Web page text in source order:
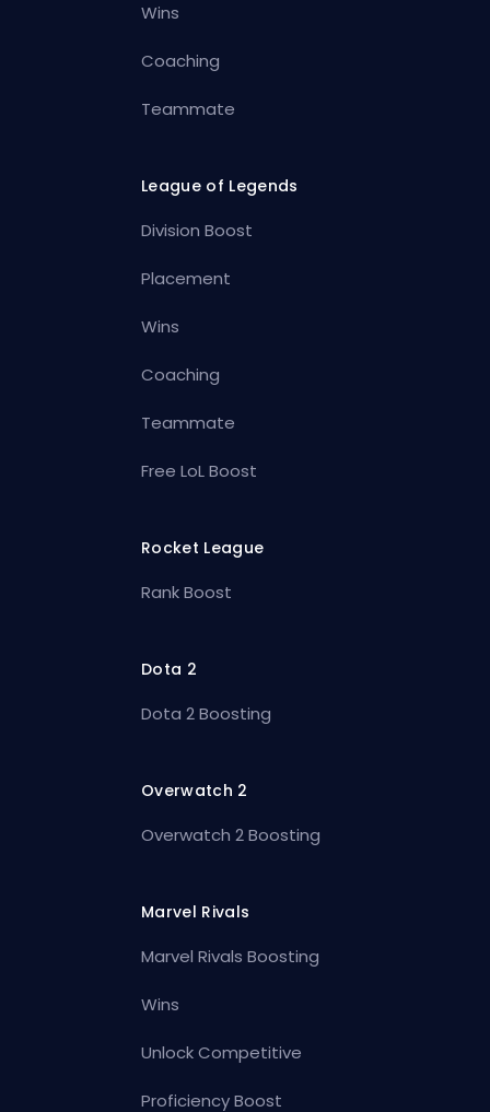
Wins
Coaching
Teammate
League of Legends
Division Boost
Placement
Wins
Coaching
Teammate
Free LoL Boost
Rocket League
Rank Boost
Dota 2
Dota 2 Boosting
Overwatch 2
Overwatch 2 Boosting
Marvel Rivals
Marvel Rivals Boosting
Wins
Unlock Competitive
Proficiency Boost